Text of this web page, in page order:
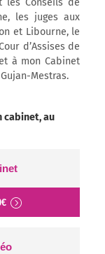
les juges aux
et Libourne, le
d’Assises de
à mon Cabinet
Mestras.
cabinet, au